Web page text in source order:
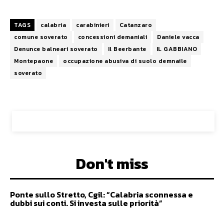
TAGS calabria carabinieri
Catanzaro
comune soverato
concessioni demaniali
Daniele vacca
Denunce balneari soverato
Il Beerbante
IL GABBIANO
Montepaone
occupazione abusiva di suolo demnaile
soverato
Don't miss
Ponte sullo Stretto, Cgil: “Calabria sconnessa e
dubbi sui conti. Si investa sulle priorità”